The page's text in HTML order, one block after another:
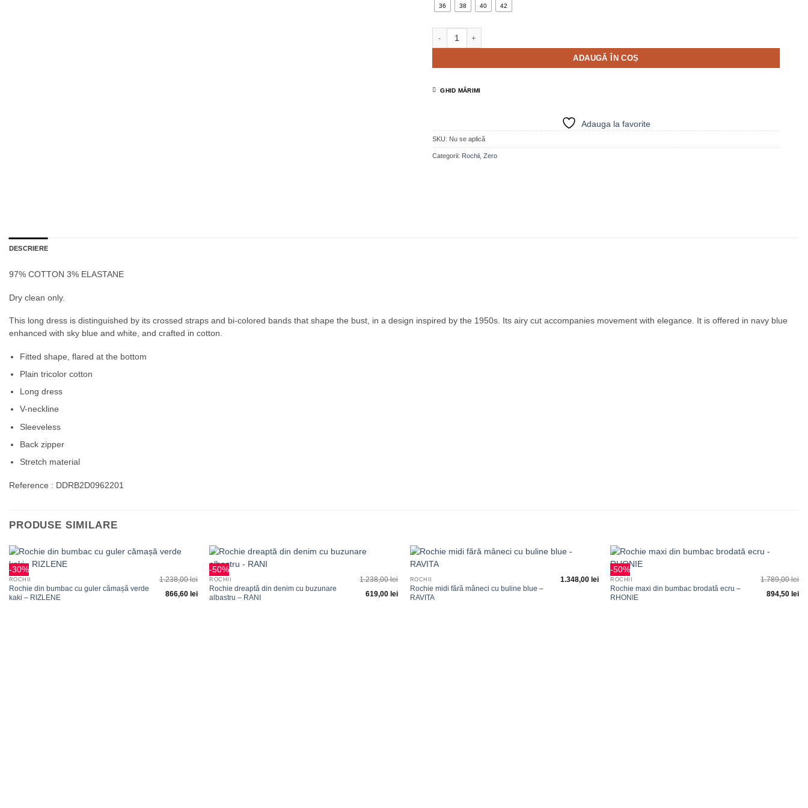
36 38 40 42
ADAUGĂ ÎN COȘ
GHID MĂRIMI
Adauga la favorite
SKU: Nu se aplică
Categorii: Rochii ,Zero
DESCRIERE
97% COTTON 3% ELASTANE
Dry clean only.
This long dress is distinguished by its crossed straps and bi-colored bands that shape the bust, in a design inspired by the 1950s. Its airy cut accompanies movement with elegance. It is offered in navy blue
enhanced with sky blue and white, and crafted in cotton.
Fitted shape, flared at the bottom
Plain tricolor cotton
Long dress
V-neckline
Sleeveless
Back zipper
Stretch material
Reference : DDRB2D0962201
PRODUSE SIMILARE
-30%
la
+
ROCHII
Rochie din bumbac cu guler cămașă verde
kaki – RIZLENE
1.238,00lei
866,60 lei
-50%
la
ROCHII
Rochie dreaptă din denim cu buzunare
albastru – RANI
1.238,00lei
619,00lei
la
+
ROCHII
Rochie midi fără mâneci cu buline blue –
RAVITA
1.348,00 lei
-50%
la
+
ROCHII
Rochie maxi din bumbac brodată ecru –
RHONIE
1.789,00lei
894,50lei